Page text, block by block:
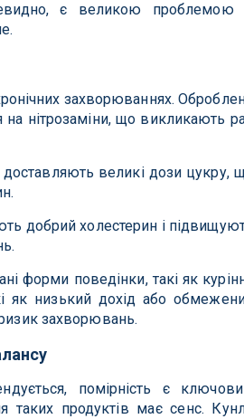
є великою проблемою
захворюваннях.
на нітрозаміни, що викликають
великі дози цукру,
добрий холестерин і
форми поведінки, такі як
як низький дохід або
захворювань.
помірність є
таких продуктів має сенс.